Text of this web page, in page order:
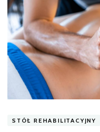
STÓŁ REHABILITACYJNY